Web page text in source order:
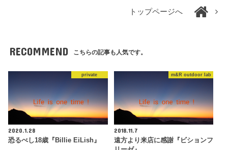
トップページへ
RECOMMEND こちらの記事も人気です。
private
2020.1.28
恐るべし18歳『Billie EiLish』
m&R outdoor lab
2018.11.7
遠方より来店に感謝『ビションフ